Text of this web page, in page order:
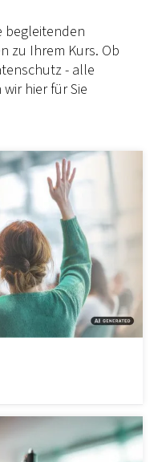
begleitenden
zu Ihrem Kurs. Ob
- alle
hier für Sie